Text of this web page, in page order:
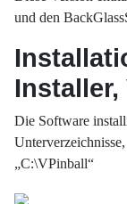
und den
Installer,
Die Software
„C:\VPinball“